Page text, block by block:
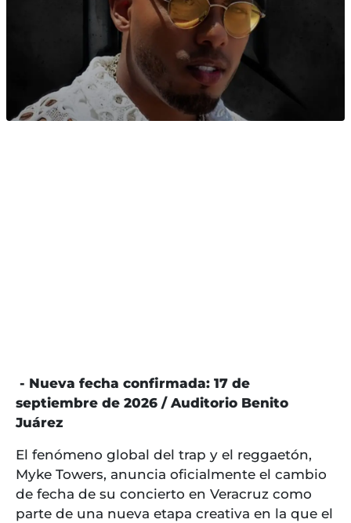
- Nueva fecha confirmada: 17 de
septiembre de 2026 / Auditorio Benito
Juárez
El fenómeno global del trap y el reggaetón,
Myke Towers, anuncia oficialmente el cambio
de fecha de su concierto en Veracruz como
parte de una nueva etapa creativa en la que el